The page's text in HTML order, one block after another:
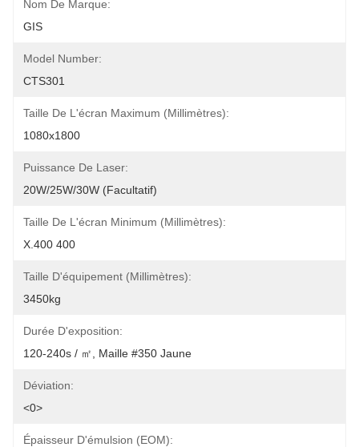
Nom De Marque:
GIS
Model Number:
CTS301
Taille De L'écran Maximum (millimètres):
1080x1800
Puissance De Laser:
20W/25W/30W (facultatif)
Taille De L'écran Minimum (millimètres):
X.400 400
Taille D'équipement (millimètres):
3450kg
Durée D'exposition:
120-240s / ㎡, Maille #350 Jaune
Déviation:
<0>
Épaisseur D'émulsion (EOM):